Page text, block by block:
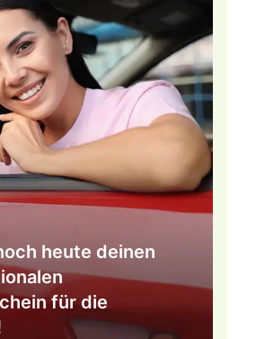
heute deinen
für die